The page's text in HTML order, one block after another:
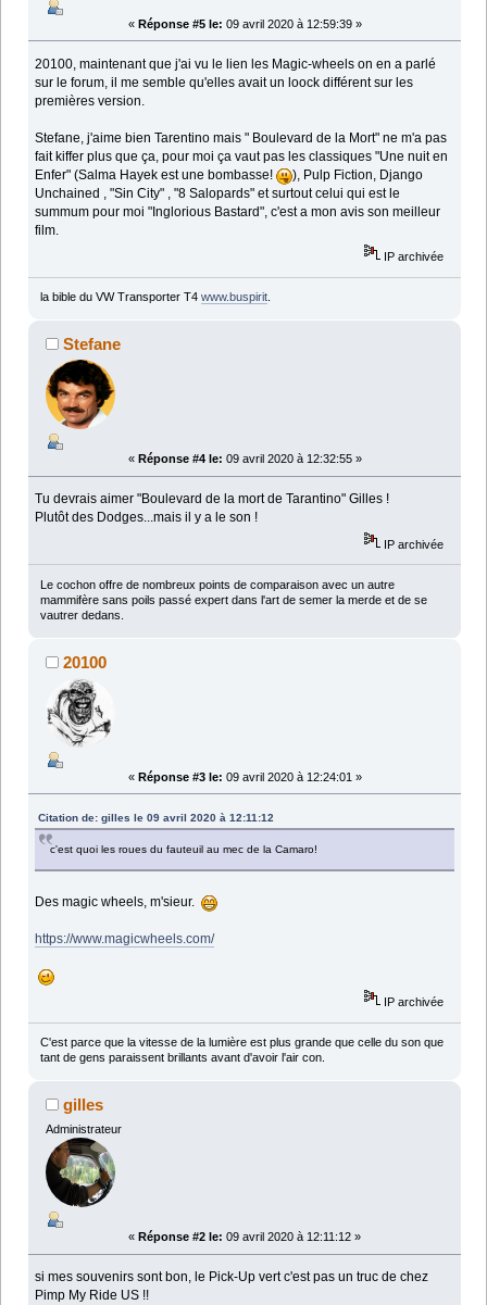
« Réponse #5 le: 09 avril 2020 à 12:59:39 »
20100, maintenant que j'ai vu le lien les Magic-wheels on en a parlé
sur le forum, il me semble qu'elles avait un loock différent sur les
premières version.
Stefane, j'aime bien Tarentino mais " Boulevard de la Mort" ne m'a pas
fait kiffer plus que ça, pour moi ça vaut pas les classiques "Une nuit en
Enfer" (Salma Hayek est une bombasse!
), Pulp Fiction, Django
Unchained , "Sin City" , "8 Salopards" et surtout celui qui est le
summum pour moi "Inglorious Bastard", c'est a mon avis son meilleur
film.
IP archivée
la bible du VW Transporter T4 www.buspirit.
Stefane
« Réponse #4 le: 09 avril 2020 à 12:32:55 »
Tu devrais aimer "Boulevard de la mort de Tarantino" Gilles !
Plutôt des Dodges...mais il y a le son !
IP archivée
Le cochon offre de nombreux points de comparaison avec un autre
mammifère sans poils passé expert dans l'art de semer la merde et de se
vautrer dedans.
20100
« Réponse #3 le: 09 avril 2020 à 12:24:01 »
Citation de: gilles le 09 avril 2020 à 12:11:12
c'est quoi les roues du fauteuil au mec de la Camaro!
Des magic wheels, m'sieur.
https://www.magicwheels.com/
IP archivée
C'est parce que la vitesse de la lumière est plus grande que celle du son que
tant de gens paraissent brillants avant d'avoir l'air con.
gilles
Administrateur
« Réponse #2 le: 09 avril 2020 à 12:11:12 »
si mes souvenirs sont bon, le Pick-Up vert c'est pas un truc de chez
Pimp My Ride US !!